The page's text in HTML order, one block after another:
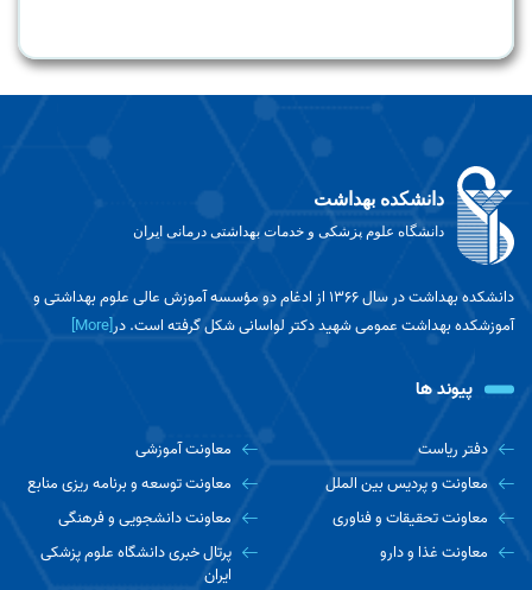
دانشکده بهداشت
دانشگاه علوم پزشکی و خدمات بهداشتی درمانی ایران
دانشکده بهداشت در سال ۱۳۶۶ از ادغام دو مؤسسه آموزش عالی علوم بهداشتی و
آموزشکده بهداشت عمومی شهید دکتر لواسانی شکل گرفته است. در[More]
پیوند ها
دفتر ریاست
معاونت آموزشی
معاونت و پردیس بین الملل
معاونت توسعه و برنامه ریزی منابع
معاونت تحقیقات و فناوری
معاونت دانشجویی و فرهنگی
معاونت غذا و دارو
پرتال خبری دانشگاه علوم پزشکی
ایران